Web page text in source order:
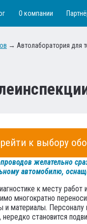
О компании
→ Автолаборатория для
к выбору
желательно
автомобилю,
к месту
многократно
и материалы.
становится